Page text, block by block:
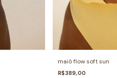
maiô flow soft sun
R$389,00